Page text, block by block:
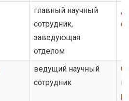
главный научный
сотрудник,
заведующая
отделом
ведущий научный
сотрудник